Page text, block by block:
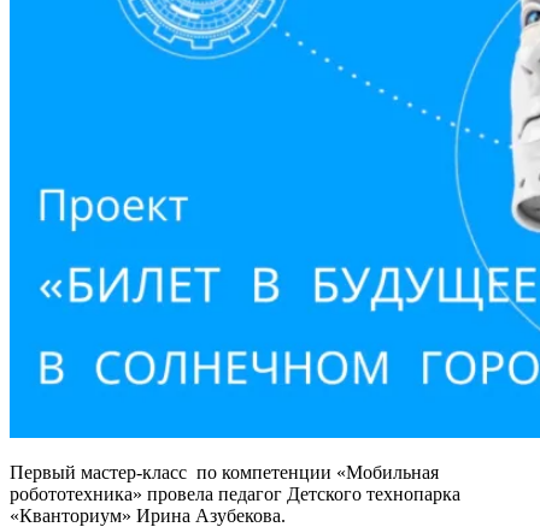
Первый мастер-класс по компетенции «Мобильная
робототехника» провела педагог Детского технопарка
«Кванториум» Ирина Азубекова.